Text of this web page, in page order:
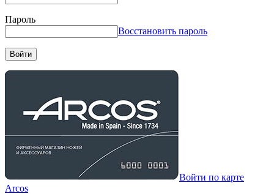
Пароль
Восстановить пароль
Войти
Войти по карте
Arcos